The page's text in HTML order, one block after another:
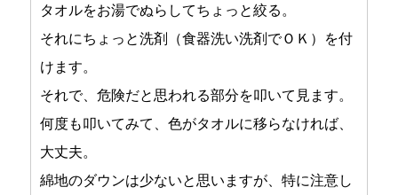
タオルをお湯でぬらしてちょっと絞る。
それにちょっと洗剤（食器洗い洗剤でＯＫ）を付
けます。
それで、危険だと思われる部分を叩いて見ます。
何度も叩いてみて、色がタオルに移らなければ、
大丈夫。
綿地のダウンは少ないと思いますが、特に注意し